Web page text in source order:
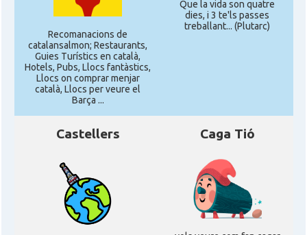
Recomanacions de
catalansalmon; Restaurants,
Guies Turístics en català,
Hotels, Pubs, Llocs fantàstics,
Llocs on comprar menjar
català, Llocs per veure el
Barça ...
Que la vida son quatre
dies, i 3 te'ls passes
treballant... (Plutarc)
Castellers Caga Tió